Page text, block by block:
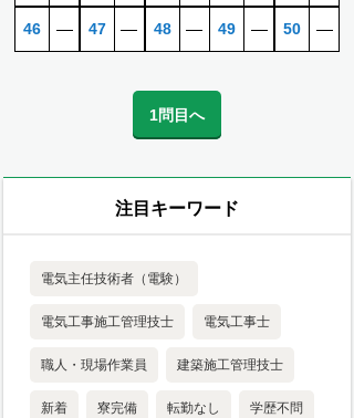
46 ― 47 ― 48 ― 49 ― 50 ―
1問目へ
注目キーワード
電気主任技術者（電験）
電気工事施工管理技士 電気工事士
職人・現場作業員 建築施工管理技士
新着 寮完備 転勤なし 学歴不問